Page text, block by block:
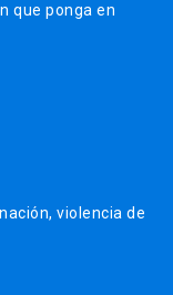
que ponga en
violencia de